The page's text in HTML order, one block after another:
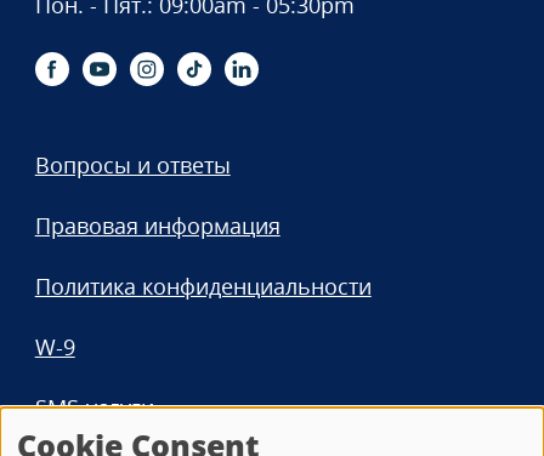
Вопросы и ответы
Правовая информация
Политика конфиденциальности
W-9
SMS-услуги
Cookie Consent